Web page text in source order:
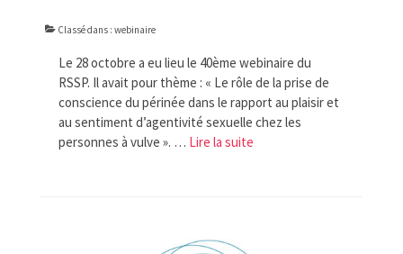
Classé dans : webinaire
Le 28 octobre a eu lieu le 40ème webinaire du
RSSP. Il avait pour thème : « Le rôle de la prise de
conscience du périnée dans le rapport au plaisir et
au sentiment d’agentivité sexuelle chez les
personnes à vulve ». … Lire la suite­­